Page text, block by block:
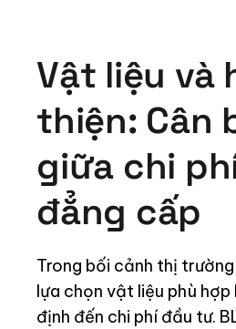
Vật liệu và
thiện: Cân
giữa chi
đẳng cấp
Trong bối cảnh thị
lựa chọn vật liệu phù
định đến chi phí đầu tư.